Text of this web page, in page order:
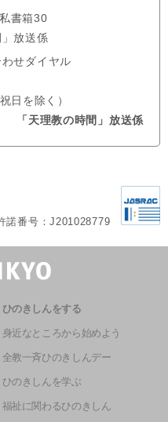
書箱30
放送係
わせダイヤル
日を除く）
「天理教の時間」放送係
諾番号：J201028779
ひのきしんをする
身近なところから始めよう
全教一斉ひのきしんデー
ひのきしんを学ぶ
福祉に関わるひのきしん